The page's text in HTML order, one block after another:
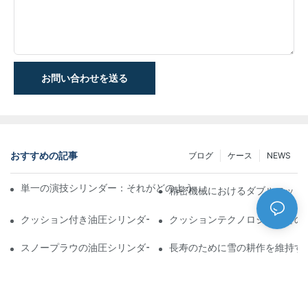
お問い合わせを送る
おすすめの記事 NEWS
ケース
ブログ
単一の演技シリンダー：それがどのように機能するか&一般的な
精密機械におけるダブルロッド
クッション付き油圧シリンダー：寿命を延ばす衝撃&の削減
クッションテクノロジーがど
スノープラウの油圧シリンダー：厳しい冬の状態の重要な機能
長寿のために雪の耕作を維持す